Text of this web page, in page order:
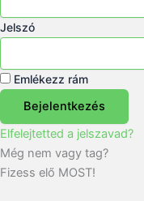
Jelszó
Emlékezz rám
Bejelentkezés
Elfelejtetted a jelszavad?
Még nem vagy tag?
Fizess elő MOST!